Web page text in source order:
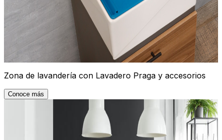
Zona de lavandería con Lavadero Praga y accesorios
Conoce más